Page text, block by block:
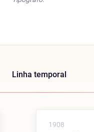
Linha temporal
1908